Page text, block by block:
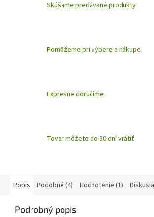
Skúšame predávané produkty
Pomôžeme pri výbere a nákupe
Expresne doručíme
Tovar môžete do 30 dní vrátiť
Popis Podobné (4) Hodnotenie (1) Diskusia
Podrobný popis